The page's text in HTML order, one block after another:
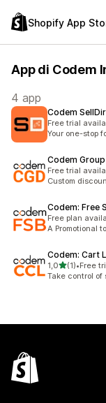
Shopify App
App di Codem
4 app
Codem
Free trial
Your one-stop
Codem
Free trial
Custom
Codem: Free
Free plan
A Promotional
Codem: Cart
1,0stelle su 5
(1)
1 recensioni
•Free
Take control